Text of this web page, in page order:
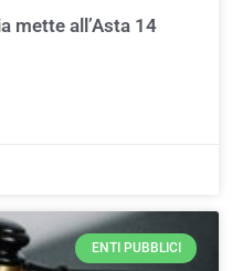
mette all’Asta 14
ENTI PUBBLICI